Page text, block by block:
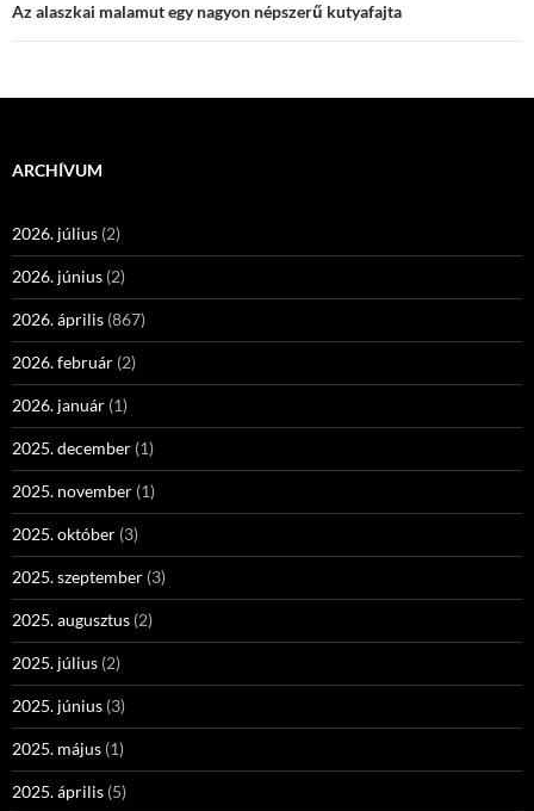
Az alaszkai malamut egy nagyon népszerű kutyafajta
ARCHÍVUM
2026. július (2)
2026. június (2)
2026. április (867)
2026. február (2)
2026. január (1)
2025. december (1)
2025. november (1)
2025. október (3)
2025. szeptember (3)
2025. augusztus (2)
2025. július (2)
2025. június (3)
2025. május (1)
2025. április (5)